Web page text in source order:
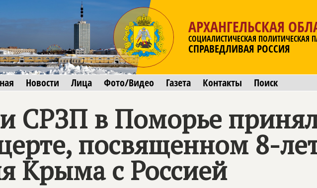
АРХАНГЕЛЬСКАЯ
СОЦИАЛИСТИЧЕСКАЯ ПОЛИТИЧЕСКАЯ
СПРАВЕДЛИВАЯ РОССИЯ
Новости Лица Фото/Видео Газета Контакты Поиск
СРЗП в Поморье
посвященном 8-
Крыма с Россией